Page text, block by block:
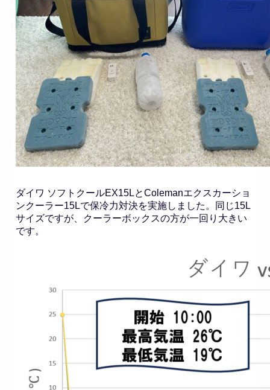
ダイワ ソフトクールEX15LとColemanエクスカーショ
ンクーラー15Lで保冷力対決を実施しました。同じ15L
サイズですが、クーラーボックスの方が一回り大きい
です。